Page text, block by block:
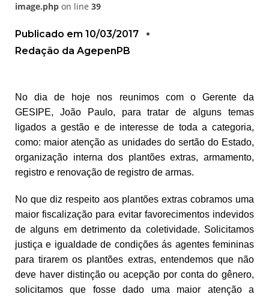
image.php on line 39
Publicado em 10/03/2017
Redação da AgepenPB
No dia de hoje nos reunimos com o Gerente da
GESIPE, João Paulo, para tratar de alguns temas
ligados a gestão e de interesse de toda a categoria,
como: maior atenção as unidades do sertão do Estado,
organização interna dos plantões extras, armamento,
registro e renovação de registro de armas.
No que diz respeito aos plantões extras cobramos uma
maior fiscalização para evitar favorecimentos indevidos
de alguns em detrimento da coletividade. Solicitamos
justiça e igualdade de condições ás agentes femininas
para tirarem os plantões extras, entendemos que não
deve haver distinção ou acepção por conta do gênero,
solicitamos que fosse dado uma maior atenção a